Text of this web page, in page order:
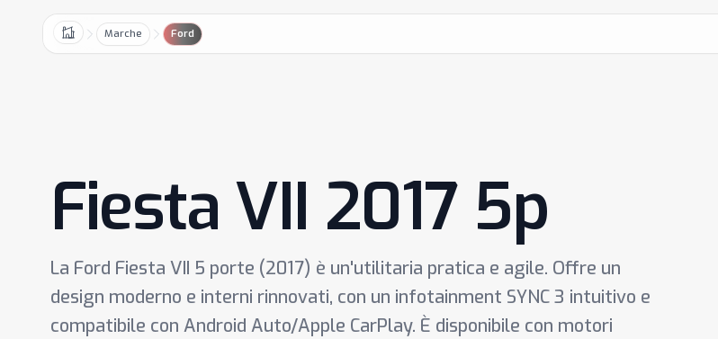
Home Marche Ford
Fiesta VII 2017 5p
La Ford Fiesta VII 5 porte (2017) è un'utilitaria pratica e agile. Offre un
design moderno e interni rinnovati, con un infotainment SYNC 3 intuitivo e
compatibile con Android Auto/Apple CarPlay. È disponibile con motori